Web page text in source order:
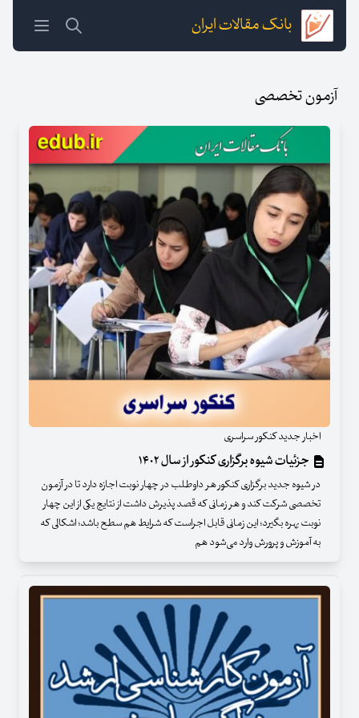
بانک مقالات ایران
آزمون تخصصی
اخبار جدید کنکور سراسری
جزئیات شیوه برگزاری کنکور از سال ۱۴۰۲
در شیوه جدید برگزاری کنکور هر داوطلب در چهار نوبت اجازه دارد تا در آزمون
تخصصی شرکت کند و هر زمانی که قصد پذیرش داشت از نتایج یکی از این چهار
نوبت بهره بگیرد؛ این زمانی قابل اجراست که شرایط هم سطح باشد؛ اشکالی که
به آموزش و پرورش وارد می‌شود هم